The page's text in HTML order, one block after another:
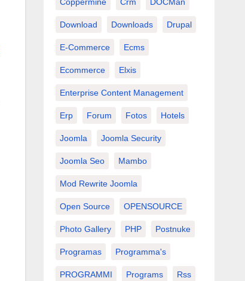
Download Downloads Drupal
E-Commerce Ecms
Ecommerce Elxis
Enterprise Content Management
Erp Forum Fotos Hotels
Joomla Joomla Security
Joomla Seo Mambo
Mod Rewrite Joomla
Open Source OPENSOURCE
Photo Gallery PHP Postnuke
Programas Programma's
PROGRAMMI Programs Rss